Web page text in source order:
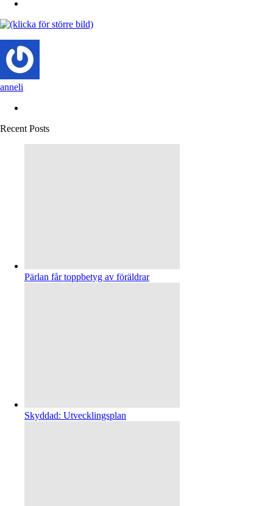
anneli
Recent Posts
Pärlan får toppbetyg av föräldrar
Skyddad: Utvecklingsplan